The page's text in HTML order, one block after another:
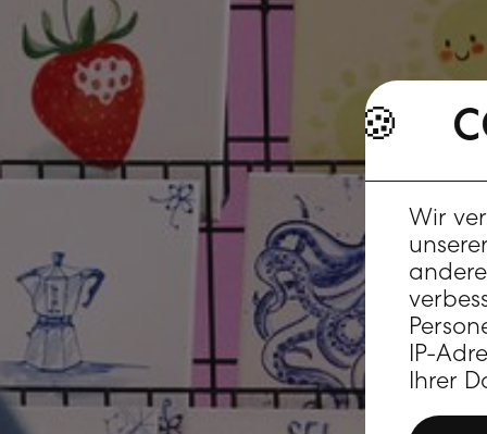
COOKIES 🍪
Wir
IP-
Ihrer